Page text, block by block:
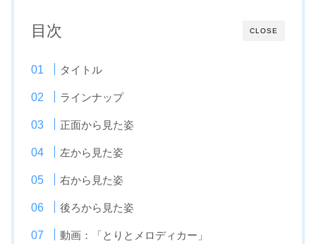
CLOSE
目次
タイトル
ラインナップ
正面から見た姿
左から見た姿
右から見た姿
後ろから見た姿
動画：「とりとメロディカー」